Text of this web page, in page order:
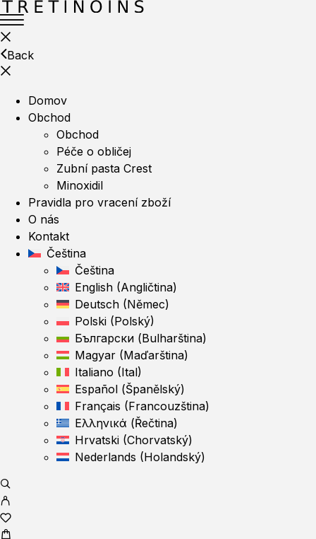
Back
Domov
Obchod
Obchod
Péče o obličej
Zubní pasta Crest
Minoxidil
Pravidla pro vracení zboží
O nás
Kontakt
Čeština
Čeština
English (Angličtina)
Deutsch (Němec)
Polski (Polský)
Български (Bulharština)
Magyar (Maďarština)
Italiano (Ital)
Español (Španělský)
Français (Francouzština)
Ελληνικά (Řečtina)
Hrvatski (Chorvatský)
Nederlands (Holandský)